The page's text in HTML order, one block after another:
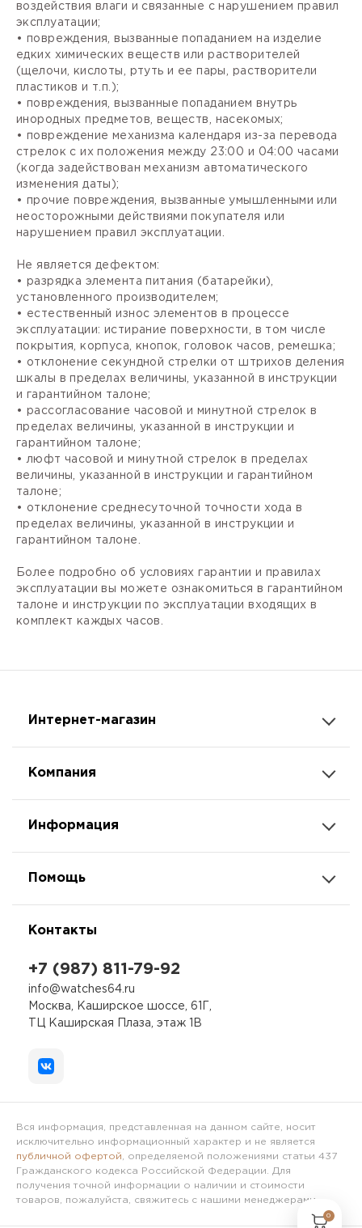
воздействия влаги и связанные с нарушением правил
эксплуатации;
• повреждения, вызванные попаданием на изделие
едких химических веществ или растворителей
(щелочи, кислоты, ртуть и ее пары, растворители
пластиков и т.п.);
• повреждения, вызванные попаданием внутрь
инородных предметов, веществ, насекомых;
• повреждение механизма календаря из-за перевода
стрелок с их положения между 23:00 и 04:00 часами
(когда задействован механизм автоматического
изменения даты);
• прочие повреждения, вызванные умышленными или
неосторожными действиями покупателя или
нарушением правил эксплуатации.
Не является дефектом:
• разрядка элемента питания (батарейки),
установленного производителем;
• естественный износ элементов в процессе
эксплуатации: истирание поверхности, в том числе
покрытия, корпуса, кнопок, головок часов, ремешка;
• отклонение секундной стрелки от штрихов деления
шкалы в пределах величины, указанной в инструкции
и гарантийном талоне;
• рассогласование часовой и минутной стрелок в
пределах величины, указанной в инструкции и
гарантийном талоне;
• люфт часовой и минутной стрелок в пределах
величины, указанной в инструкции и гарантийном
талоне;
• отклонение среднесуточной точности хода в
пределах величины, указанной в инструкции и
гарантийном талоне.
Более подробно об условиях гарантии и правилах
эксплуатации вы можете ознакомиться в гарантийном
талоне и инструкции по эксплуатации входящих в
комплект каждых часов.
Интернет-магазин
Компания
Информация
Помощь
Контакты
+7 (987) 811-79-92
info@watches64.ru
Москва, Каширское шоссе, 61Г,
ТЦ Каширская Плаза, этаж 1В
Вся информация, представленная на данном сайте, носит
исключительно информационный характер и не является
публичной офертой , определяемой положениями статьи 437
Гражданского кодекса Российской Федерации. Для
получения точной информации о наличии и стоимости
товаров, пожалуйста, свяжитесь с нашими менеджерами.
0